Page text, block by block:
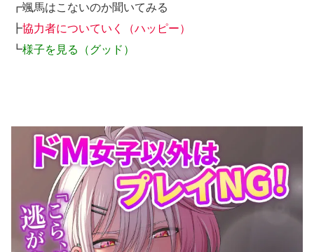
┏颯馬はこないのか聞いてみる
┣協力者についていく（ハッピー）
┗様子を見る（グッド）